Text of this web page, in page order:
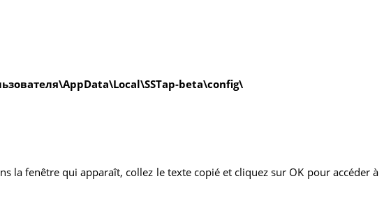
beta\config\
la fenêtre qui apparaît, collez le texte copié et cliquez sur OK pour accéder à